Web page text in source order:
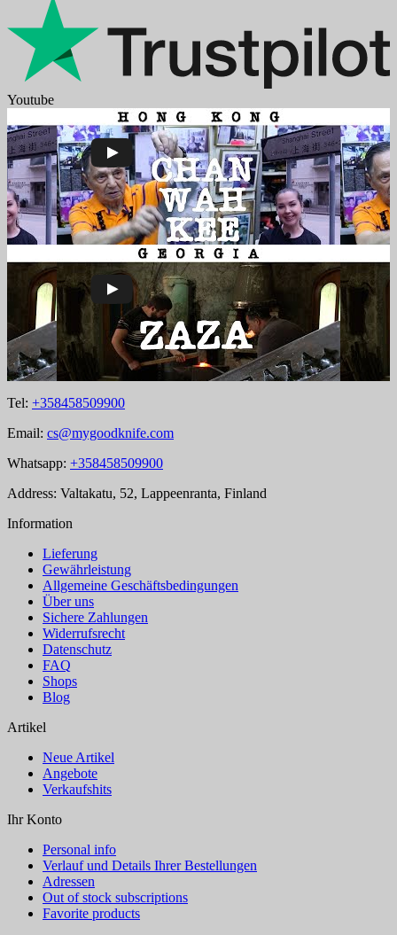
Youtube
Tel: +358458509900
Email: cs@mygoodknife.com
Whatsapp: +358458509900
Address: Valtakatu, 52, Lappeenranta, Finland
Information
Lieferung
Gewährleistung
Allgemeine Geschäftsbedingungen
Über uns
Sichere Zahlungen
Widerrufsrecht
Datenschutz
FAQ
Shops
Blog
Artikel
Neue Artikel
Angebote
Verkaufshits
Ihr Konto
Personal info
Verlauf und Details Ihrer Bestellungen
Adressen
Out of stock subscriptions
Favorite products